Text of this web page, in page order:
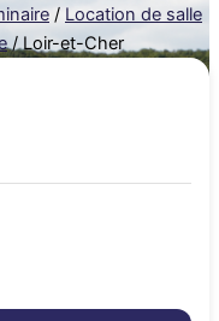
/ Location de salle
/ Loir-et-Cher